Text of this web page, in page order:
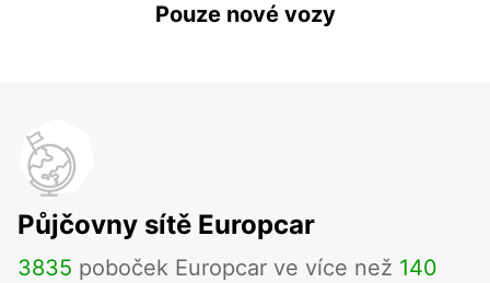
Pouze nové vozy
Půjčovny sítě Europcar
3835 poboček Europcar ve více než 140